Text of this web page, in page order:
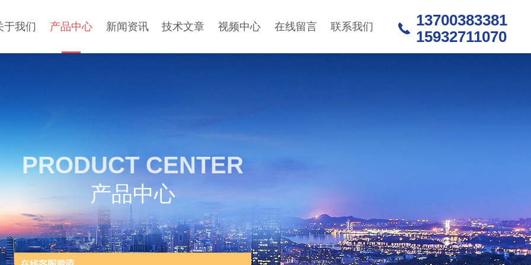
于我们 产品中心 新闻资讯 技术文章 视频中心 在线留言 联系我们
13700383381
15932711070
PRODUCT CENTER
产品中心